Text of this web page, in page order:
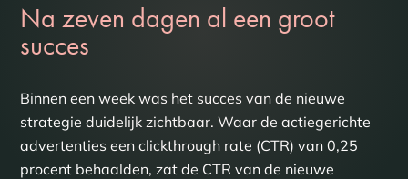
Na zeven dagen al een groot
succes
Binnen een week was het succes van de nieuwe
strategie duidelijk zichtbaar. Waar de actiegerichte
advertenties een clickthrough rate (CTR) van 0,25
procent behaalden, zat de CTR van de nieuwe